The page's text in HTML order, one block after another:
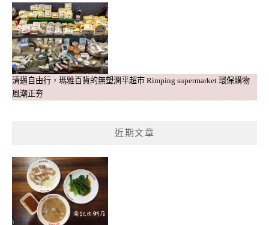
清邁自由行，瑪雅百貨的無塑潤平超市 Rimping supermarket 環保購物
風潮正夯
近期文章